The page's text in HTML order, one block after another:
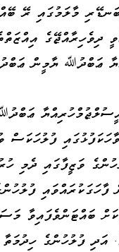
މާލަމުގައި ރޭ
ދިވެހިރާއްޖޭގެ
ޢަބްދުﷲ ޔާމީން
ފުލުހަކަސް
ވަޒީފާގައި ދެމި
ފާހަގަކުރައްވައި
ބައްޓަންވެފައިވާ
އަދި ފުލުހުންގެ